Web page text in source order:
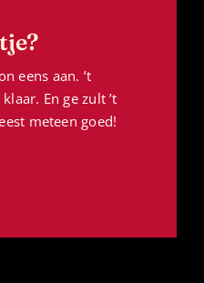
eens aan. ’t
En ge zult ’t
meteen goed!